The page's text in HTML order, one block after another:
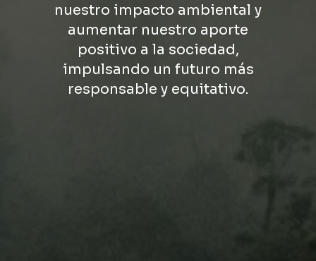
nuestro impacto ambiental y
aumentar nuestro aporte
positivo a la sociedad,
impulsando un futuro más
responsable y equitativo.